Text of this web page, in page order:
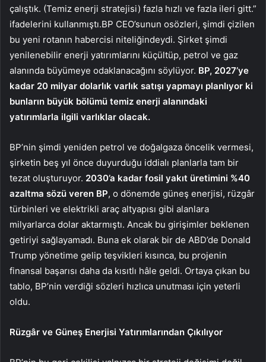
çalıştık. (Temiz enerji stratejisi) fazla hızlı ve fazla ileri gitt.”
ifadelerini kullanmıştı.BP CEO’sunun osözleri, şimdi çizilen
bu yeni rotanın habercisi niteliğindeydi. Şirket şimdi
yenilenebilir enerji yatırımlarını küçültüp, petrol ve gaz
alanında büyümeye odaklanacağını söylüyor. BP, 2027’ye
kadar 20 milyar dolarlık varlık satışı yapmayı planlıyor ki
bunların büyük bölümü temiz enerji alanındaki
yatırımlarla ilgili varlıklar olacak.
BP’nin şimdi yeniden petrol ve doğalgaza öncelik vermesi,
şirketin beş yıl önce duyurduğu iddialı planlarla tam bir
tezat oluşturuyor. 2030’a kadar fosil yakıt üretimini %40
azaltma sözü veren BP, o dönemde güneş enerjisi, rüzgâr
türbinleri ve elektrikli araç altyapısı gibi alanlara
milyarlarca dolar aktarmıştı. Ancak bu girişimler beklenen
getiriyi sağlayamadı. Buna ek olarak bir de ABD’de Donald
Trump yönetime gelip teşvikleri kısınca, bu projenin
finansal başarısı daha da kısıtlı hâle geldi. Ortaya çıkan bu
tablo, BP’nin verdiği sözleri hızlıca unutması için yeterli
oldu.
Rüzgâr ve Güneş Enerjisi Yatırımlarından Çıkılıyor